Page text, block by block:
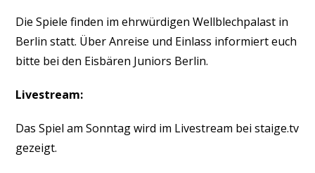
Die Spiele finden im ehrwürdigen Wellblechpalast in
Berlin statt. Über Anreise und Einlass informiert euch
bitte bei den Eisbären Juniors Berlin.
Livestream:
Das Spiel am Sonntag wird im Livestream bei staige.tv
gezeigt.